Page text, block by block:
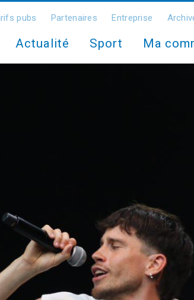
pubs Partenaires Entreprise
Actualité Sport Ma